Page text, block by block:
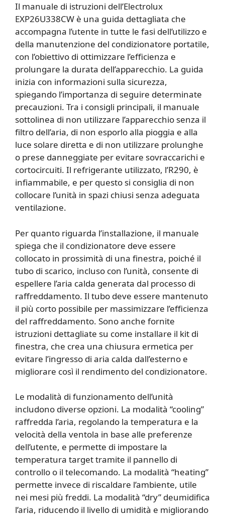
Il manuale di istruzioni dell’Electrolux
EXP26U338CW è una guida dettagliata che
accompagna l’utente in tutte le fasi dell’utilizzo e
della manutenzione del condizionatore portatile,
con l’obiettivo di ottimizzare l’efficienza e
prolungare la durata dell’apparecchio. La guida
inizia con informazioni sulla sicurezza,
spiegando l’importanza di seguire determinate
precauzioni. Tra i consigli principali, il manuale
sottolinea di non utilizzare l’apparecchio senza il
filtro dell’aria, di non esporlo alla pioggia e alla
luce solare diretta e di non utilizzare prolunghe
o prese danneggiate per evitare sovraccarichi e
cortocircuiti. Il refrigerante utilizzato, l’R290, è
infiammabile, e per questo si consiglia di non
collocare l’unità in spazi chiusi senza adeguata
ventilazione.
Per quanto riguarda l’installazione, il manuale
spiega che il condizionatore deve essere
collocato in prossimità di una finestra, poiché il
tubo di scarico, incluso con l’unità, consente di
espellere l’aria calda generata dal processo di
raffreddamento. Il tubo deve essere mantenuto
il più corto possibile per massimizzare l’efficienza
del raffreddamento. Sono anche fornite
istruzioni dettagliate su come installare il kit di
finestra, che crea una chiusura ermetica per
evitare l’ingresso di aria calda dall’esterno e
migliorare così il rendimento del condizionatore.
Le modalità di funzionamento dell’unità
includono diverse opzioni. La modalità “cooling”
raffredda l’aria, regolando la temperatura e la
velocità della ventola in base alle preferenze
dell’utente, e permette di impostare la
temperatura target tramite il pannello di
controllo o il telecomando. La modalità “heating”
permette invece di riscaldare l’ambiente, utile
nei mesi più freddi. La modalità “dry” deumidifica
l’aria, riducendo il livello di umidità e migliorando